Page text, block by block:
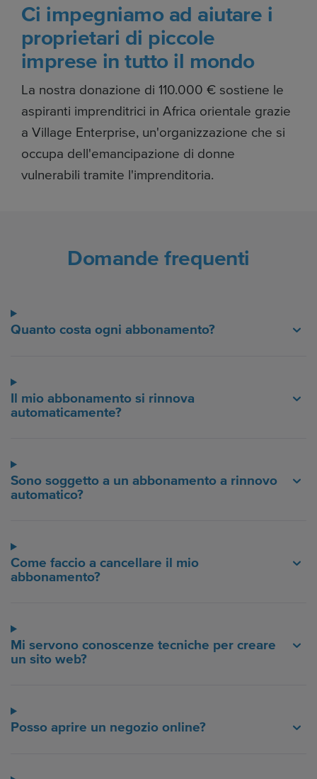
Ci impegniamo ad aiutare i
proprietari di piccole
imprese in tutto il mondo
La nostra donazione di 110.000 € sostiene le
aspiranti imprenditrici in Africa orientale grazie
a Village Enterprise, un'organizzazione che si
occupa dell'emancipazione di donne
vulnerabili tramite l'imprenditoria.
Domande frequenti
Quanto costa ogni abbonamento?
Il mio abbonamento si rinnova
automaticamente?
Sono soggetto a un abbonamento a rinnovo
automatico?
Come faccio a cancellare il mio
abbonamento?
Mi servono conoscenze tecniche per creare
un sito web?
Posso aprire un negozio online?